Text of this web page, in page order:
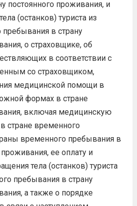
постоянного проживания, и
(останков) туриста из
в страну
о страховщике, об
в соответствии с
со страховщиком,
медицинской помощи в
формах в стране
включая медицинскую
стране временного
временного пребывания в
ее оплату и
тела (останков) туриста
пребывания в страну
а также о порядке